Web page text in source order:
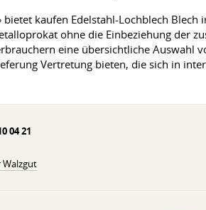
kaufen Edelstahl-Lochblech
ohne die Einbeziehung der
eine übersichtliche Auswahl
Vertretung bieten, die sich in
04 21
Walzgut